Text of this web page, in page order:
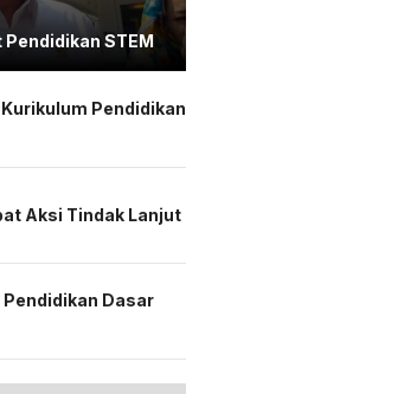
Pendidikan STEM
Pendidikan
Aksi Tindak Lanjut
Dasar